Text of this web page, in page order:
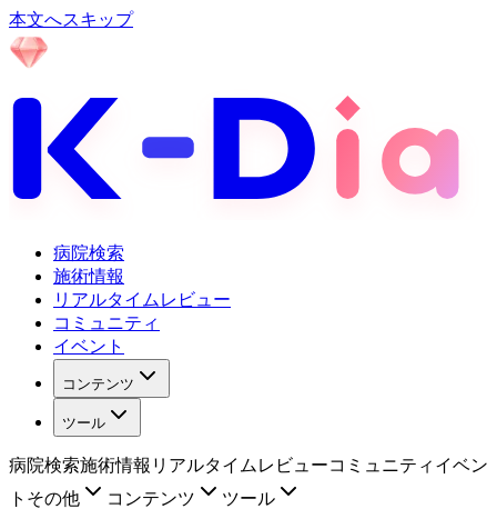
本文へスキップ
病院検索
施術情報
リアルタイムレビュー
コミュニティ
イベント
コンテンツ
ツール
病院検索施術情報 リアルタイムレビューコミュニティ イベン
ト その他 コンテンツ ツール